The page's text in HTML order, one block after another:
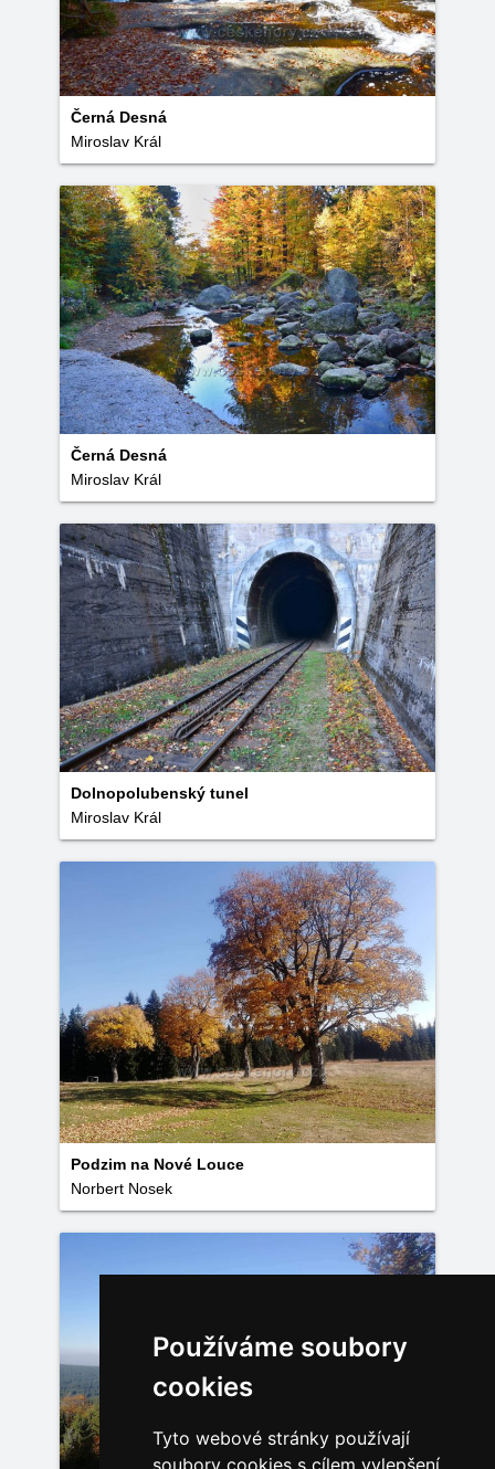
Používáme soubory
cookies
Tyto webové stránky používají
soubory cookies s cílem vylepšení
Černá Desná
Miroslav Král
Černá Desná
Miroslav Král
Dolnopolubenský tunel
Miroslav Král
Podzim na Nové Louce
Norbert Nosek